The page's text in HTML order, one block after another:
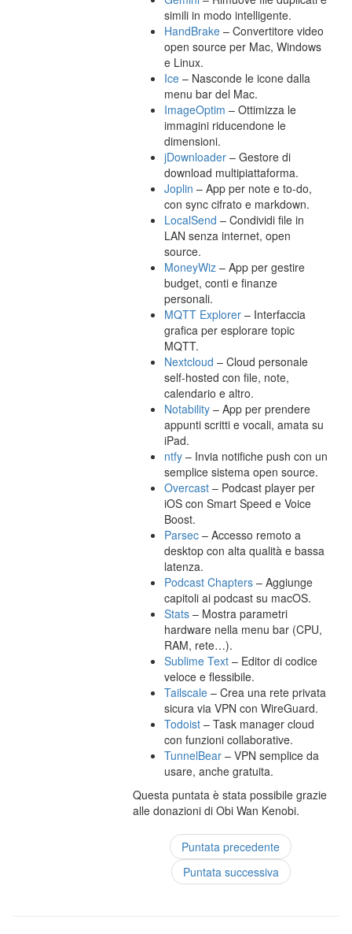
simili in modo intelligente.
HandBrake – Convertitore video
open source per Mac, Windows
e Linux.
Ice – Nasconde le icone dalla
menu bar del Mac.
ImageOptim – Ottimizza le
immagini riducendone le
dimensioni.
jDownloader – Gestore di
download multipiattaforma.
Joplin – App per note e to-do,
con sync cifrato e markdown.
LocalSend – Condividi file in
LAN senza internet, open
source.
MoneyWiz – App per gestire
budget, conti e finanze
personali.
MQTT Explorer – Interfaccia
grafica per esplorare topic
MQTT.
Nextcloud – Cloud personale
self-hosted con file, note,
calendario e altro.
Notability – App per prendere
appunti scritti e vocali, amata su
iPad.
ntfy – Invia notifiche push con un
semplice sistema open source.
Overcast – Podcast player per
iOS con Smart Speed e Voice
Boost.
Parsec – Accesso remoto a
desktop con alta qualità e bassa
latenza.
Podcast Chapters – Aggiunge
capitoli ai podcast su macOS.
Stats – Mostra parametri
hardware nella menu bar (CPU,
RAM, rete…).
Sublime Text – Editor di codice
veloce e flessibile.
Tailscale – Crea una rete privata
sicura via VPN con WireGuard.
Todoist – Task manager cloud
con funzioni collaborative.
TunnelBear – VPN semplice da
usare, anche gratuita.
Questa puntata è stata possibile grazie
alle donazioni di Obi Wan Kenobi.
Puntata precedente
Puntata successiva